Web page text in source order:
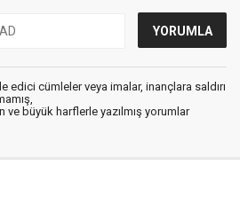
edici cümleler veya imalar, inançlara saldırı
ve büyük harflerle yazılmış yorumlar